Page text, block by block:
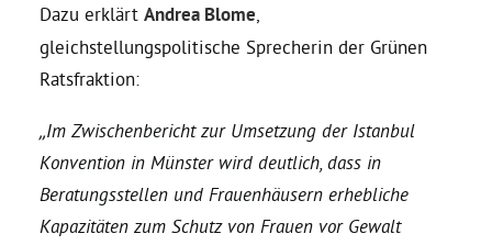
Delegierte
Grüne im Rathaus
Ratsfraktion
Dazu erklärt Andrea Blome
gleichstellungspolitische Sprecherin der Grünen
Ratsfraktion:
„Im Zwischenbericht zur Umsetzung der Istanbul
Konvention in Münster wird deutlich, dass in
Beratungsstellen und Frauenhäusern erhebliche
Kapazitäten zum Schutz von Frauen vor Gewalt